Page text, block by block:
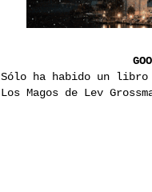
Sólo ha habido un
Los Magos de Lev